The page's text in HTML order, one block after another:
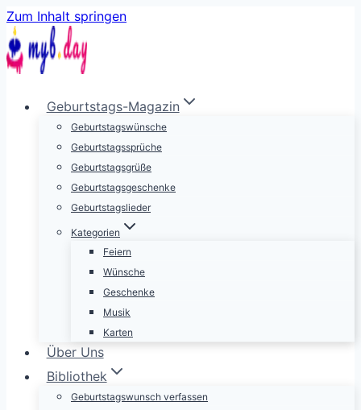
Zum Inhalt springen
Geburtstags-Magazin
Geburtstagswünsche
Geburtstagssprüche
Geburtstagsgrüße
Geburtstagsgeschenke
Geburtstagslieder
Kategorien
Feiern
Wünsche
Geschenke
Musik
Karten
Über Uns
Bibliothek
Geburtstagswunsch verfassen